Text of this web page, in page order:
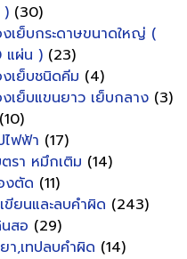
) (30)
งเย็บกระดาษขนาดใหญ่ (
แผ่น ) (23)
งเย็บชนิดคีม (4)
งเย็บแขนยาว เย็บกลาง (3)
(10)
ไฟฟ้า (17)
รา หมึกเติม (14)
งตัด (11)
ยนและลบคำผิด (243)
สอ (29)
า,เทปลบคำผิด (14)